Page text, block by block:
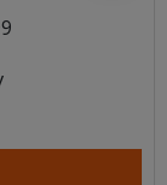
zieleń